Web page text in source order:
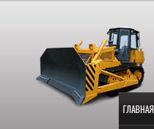
ГЛАВНАЯ